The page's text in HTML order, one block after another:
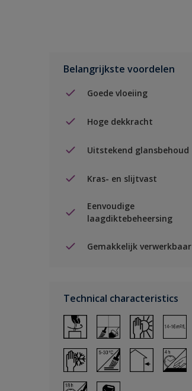
Belangrijkste voordelen
Goede vloeiing
Hoge dekkracht
Uitstekend glansbehoud
Kras- en slijtvast
Eenvoudige
laagdiktebeheersing
Gemakkelijk verwerkbaar
Technical characteristics